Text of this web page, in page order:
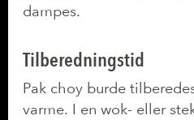
dampes.
Tilberedningstid
Pak choy burde
varme. I en wok- eller